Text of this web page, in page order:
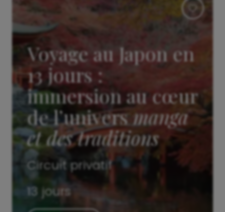
Voyage au Japon en
13 jours :
immersion au cœur
de l’universmanga
et des traditions
Circuit privatif
13 jours